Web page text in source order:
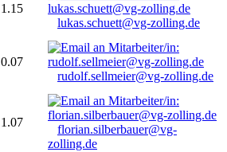
1.15
lukas.schuett@vg-zolling.de
0.07
rudolf.sellmeier@vg-zolling.de
1.07
florian.silberbauer@vg-
zolling.de